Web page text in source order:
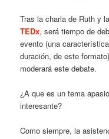
Tras la charla de Ruth y
TEDx, será tiempo de
evento (una
duración, de este
moderará este debate.
¿A que es un tema
interesante?
Como siempre, la